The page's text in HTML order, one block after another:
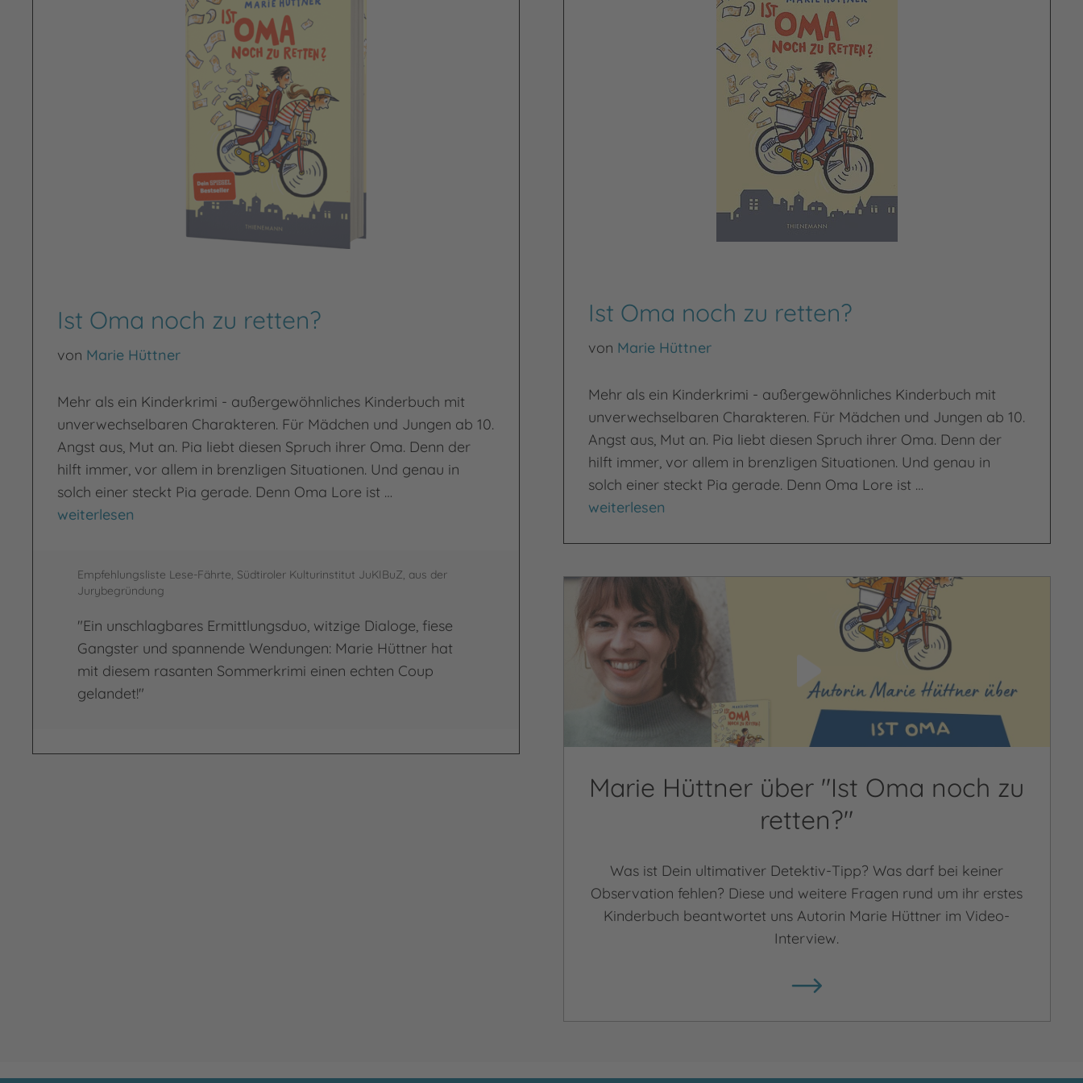
Ist Oma noch zu retten?
von Marie Hüttner
Mehr als ein Kinderkrimi - außergewöhnliches Kinderbuch mit
unverwechselbaren Charakteren. Für Mädchen und Jungen ab 10.
Angst aus, Mut an. Pia liebt diesen Spruch ihrer Oma. Denn der
hilft immer, vor allem in brenzligen Situationen. Und genau in
solch einer steckt Pia gerade. Denn Oma Lore ist …
Ist Oma noch zu retten?
weiterlesen
Empfehlungsliste Lese-Fährte, Südtiroler Kulturinstitut JuKIBuZ, aus der
Jurybegründung
"Ein unschlagbares Ermittlungsduo, witzige Dialoge, fiese
Gangster und spannende Wendungen: Marie Hüttner hat
mit diesem rasanten Sommerkrimi einen echten Coup
gelandet!"
Ist Oma noch zu retten?
von Marie Hüttner
Mehr als ein Kinderkrimi - außergewöhnliches Kinderbuch mit
unverwechselbaren Charakteren. Für Mädchen und Jungen ab 10.
Angst aus, Mut an. Pia liebt diesen Spruch ihrer Oma. Denn der
hilft immer, vor allem in brenzligen Situationen. Und genau in
solch einer steckt Pia gerade. Denn Oma Lore ist …
Ist Oma noch zu retten?
weiterlesen
Video abspielen
Marie Hüttner über "Ist Oma noch zu
retten?"
Was ist Dein ultimativer Detektiv-Tipp? Was darf bei keiner
Observation fehlen? Diese und weitere Fragen rund um ihr erstes
Kinderbuch beantwortet uns Autorin Marie Hüttner im Video-
Interview.